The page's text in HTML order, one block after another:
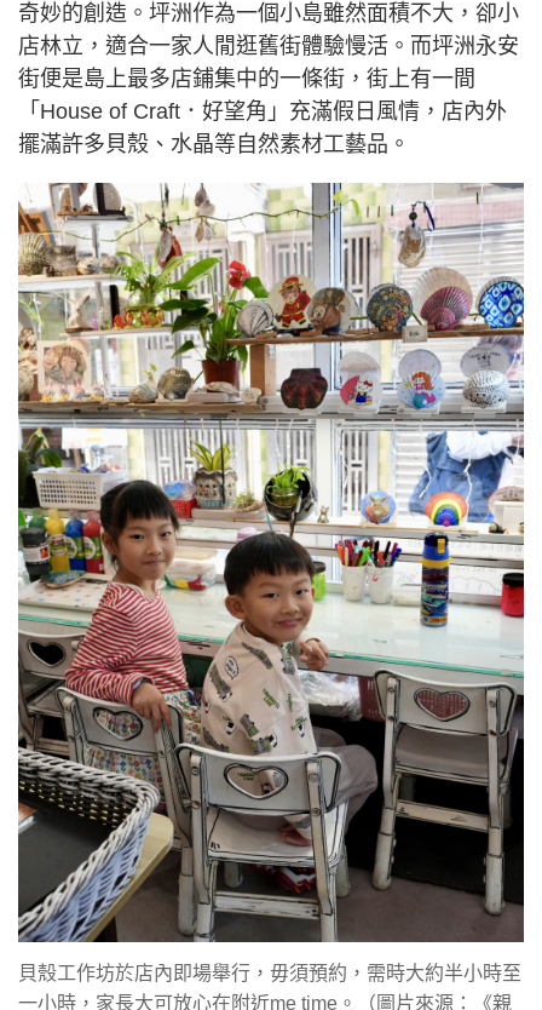
奇妙的創造。坪洲作為一個小島雖然面積不大，卻小
店林立，適合一家人閒逛舊街體驗慢活。而坪洲永安
街便是島上最多店鋪集中的一條街，街上有一間
「House of Craft．好望角」充滿假日風情，店內外
擺滿許多貝殼、水晶等自然素材工藝品。
貝殼工作坊於店內即場舉行，毋須預約，需時大約半小時至
一小時，家長大可放心在附近me time。（圖片來源：《親